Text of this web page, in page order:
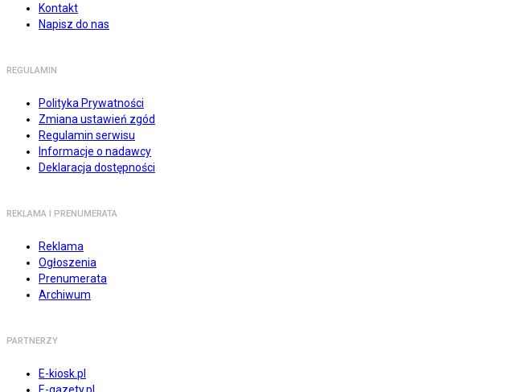
Kontakt
Napisz do nas
REGULAMIN
Polityka Prywatności
Zmiana ustawień zgód
Regulamin serwisu
Informacje o nadawcy
Deklaracja dostępności
REKLAMA I PRENUMERATA
Reklama
Ogłoszenia
Prenumerata
Archiwum
PARTNERZY
E-kiosk.pl